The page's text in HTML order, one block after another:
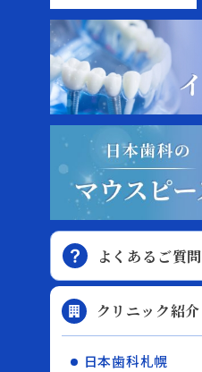
よくあるご質問
クリニック紹介
日本歯科札幌